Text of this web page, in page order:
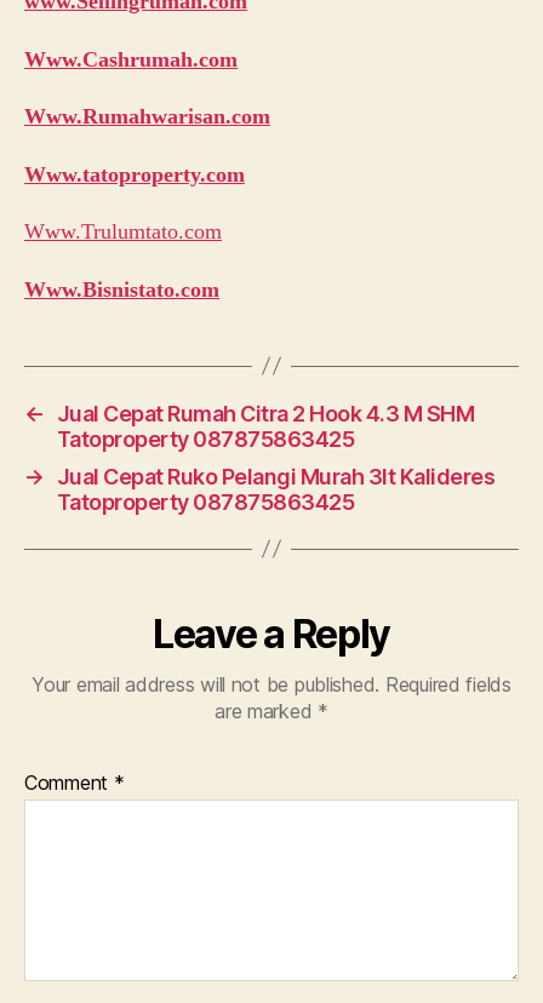
Www.Cashrumah.com
Www.Rumahwarisan.com
Www.tatoproperty.com
Www.Trulumtato.com
Www.Bisnistato.com
←
Jual Cepat Rumah Citra 2 Hook 4.3 M SHM
Tatoproperty 087875863425
→
Jual Cepat Ruko Pelangi Murah 3lt Kalideres
Tatoproperty 087875863425
Leave a Reply
Your email address will not be published. Required fields
are marked *
Comment *